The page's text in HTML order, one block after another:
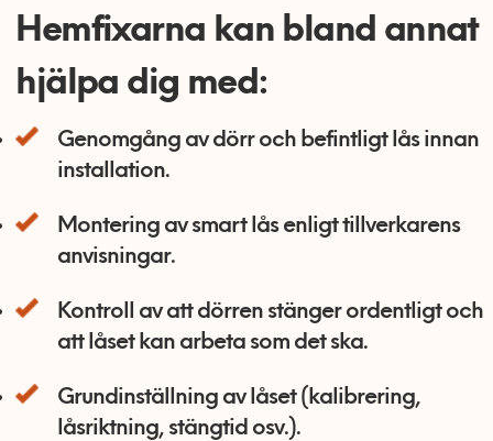
Hemfixarna kan bland annat
hjälpa dig med:
Genomgång av dörr och befintligt lås innan
installation.
Montering av smart lås enligt tillverkarens
anvisningar.
Kontroll av att dörren stänger ordentligt och
att låset kan arbeta som det ska.
Grundinställning av låset (kalibrering,
låsriktning, stängtid osv.).